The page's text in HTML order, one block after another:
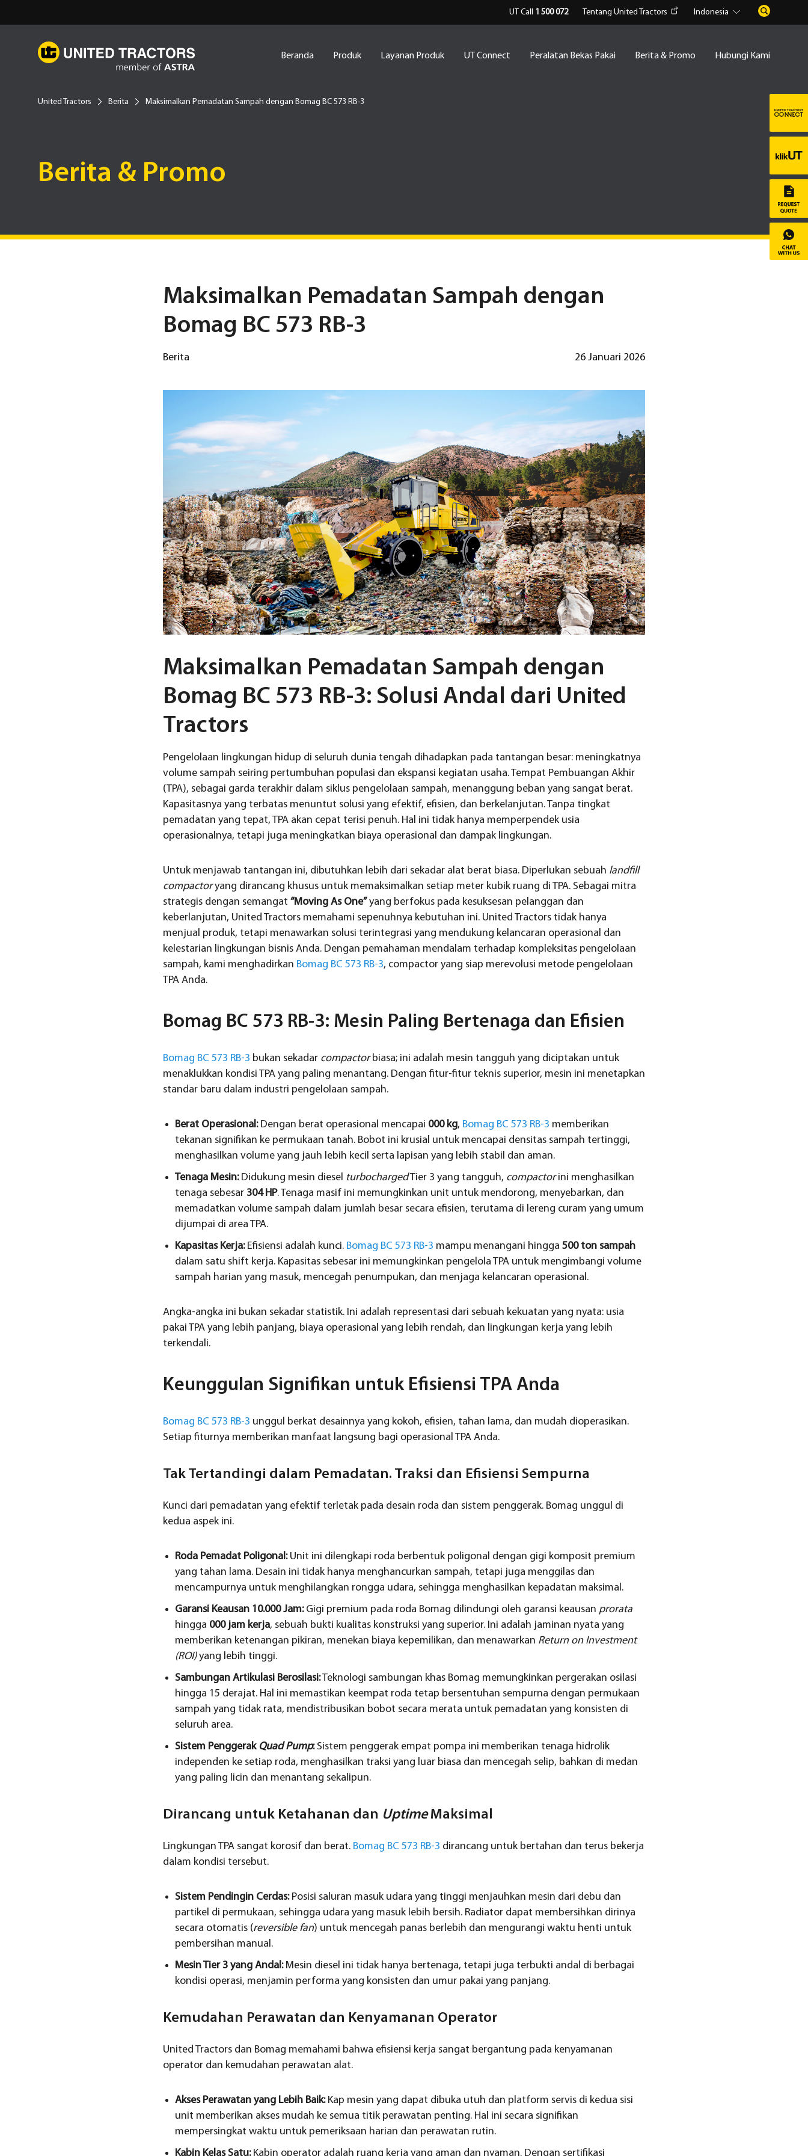
UT Call 1 500 072 Tentang United Tractors Indonesia
Beranda Produk Layanan Produk UT Connect Peralatan Bekas Pakai Berita & Promo Hubungi Kami
United Tractors Berita Maksimalkan Pemadatan Sampah dengan Bomag BC 573 RB-3
Berita & Promo
Maksimalkan Pemadatan Sampah dengan
Bomag BC 573 RB-3
Berita 26 Januari 2026
Maksimalkan Pemadatan Sampah dengan
Bomag BC 573 RB-3: Solusi Andal dari United
Tractors
Pengelolaan lingkungan hidup di seluruh dunia tengah dihadapkan pada tantangan besar: meningkatnya
volume sampah seiring pertumbuhan populasi dan ekspansi kegiatan usaha. Tempat Pembuangan Akhir
(TPA), sebagai garda terakhir dalam siklus pengelolaan sampah, menanggung beban yang sangat berat.
Kapasitasnya yang terbatas menuntut solusi yang efektif, efisien, dan berkelanjutan. Tanpa tingkat
pemadatan yang tepat, TPA akan cepat terisi penuh. Hal ini tidak hanya memperpendek usia
operasionalnya, tetapi juga meningkatkan biaya operasional dan dampak lingkungan.
Untuk menjawab tantangan ini, dibutuhkan lebih dari sekadar alat berat biasa. Diperlukan sebuah landfill
compactoryang dirancang khusus untuk memaksimalkan setiap meter kubik ruang di TPA. Sebagai mitra
strategis dengan semangat “Moving As One” yang berfokus pada kesuksesan pelanggan dan
keberlanjutan, United Tractors memahami sepenuhnya kebutuhan ini. United Tractors tidak hanya
menjual produk, tetapi menawarkan solusi terintegrasi yang mendukung kelancaran operasional dan
kelestarian lingkungan bisnis Anda. Dengan pemahaman mendalam terhadap kompleksitas pengelolaan
sampah, kami menghadirkan Bomag BC 573 RB-3, compactor yang siap merevolusi metode pengelolaan
TPA Anda.
Bomag BC 573 RB-3: Mesin Paling Bertenaga dan Efisien
Bomag BC 573 RB-3 bukan sekadar compactorbiasa; ini adalah mesin tangguh yang diciptakan untuk
menaklukkan kondisi TPA yang paling menantang. Dengan fitur-fitur teknis superior, mesin ini menetapkan
standar baru dalam industri pengelolaan sampah.
Berat Operasional:Dengan berat operasional mencapai 000 kg, Bomag BC 573 RB-3 memberikan
tekanan signifikan ke permukaan tanah. Bobot ini krusial untuk mencapai densitas sampah tertinggi,
menghasilkan volume yang jauh lebih kecil serta lapisan yang lebih stabil dan aman.
Tenaga Mesin:Didukung mesin diesel turbochargedTier 3 yang tangguh, compactorini menghasilkan
tenaga sebesar 304 HP. Tenaga masif ini memungkinkan unit untuk mendorong, menyebarkan, dan
memadatkan volume sampah dalam jumlah besar secara efisien, terutama di lereng curam yang umum
dijumpai di area TPA.
Kapasitas Kerja:Efisiensi adalah kunci. Bomag BC 573 RB-3 mampu menangani hingga 500 ton sampah
dalam satu shift kerja. Kapasitas sebesar ini memungkinkan pengelola TPA untuk mengimbangi volume
sampah harian yang masuk, mencegah penumpukan, dan menjaga kelancaran operasional.
Angka-angka ini bukan sekadar statistik. Ini adalah representasi dari sebuah kekuatan yang nyata: usia
pakai TPA yang lebih panjang, biaya operasional yang lebih rendah, dan lingkungan kerja yang lebih
terkendali.
Keunggulan Signifikan untuk Efisiensi TPA Anda
Bomag BC 573 RB-3 unggul berkat desainnya yang kokoh, efisien, tahan lama, dan mudah dioperasikan.
Setiap fiturnya memberikan manfaat langsung bagi operasional TPA Anda.
Tak Tertandingi dalam Pemadatan. Traksi dan Efisiensi Sempurna
Kunci dari pemadatan yang efektif terletak pada desain roda dan sistem penggerak. Bomag unggul di
kedua aspek ini.
Roda Pemadat Poligonal:Unit ini dilengkapi roda berbentuk poligonal dengan gigi komposit premium
yang tahan lama. Desain ini tidak hanya menghancurkan sampah, tetapi juga menggilas dan
mencampurnya untuk menghilangkan rongga udara, sehingga menghasilkan kepadatan maksimal.
Garansi Keausan 10.000 Jam:Gigi premium pada roda Bomag dilindungi oleh garansi keausan prorata
hingga 000 jam kerja, sebuah bukti kualitas konstruksi yang superior. Ini adalah jaminan nyata yang
memberikan ketenangan pikiran, menekan biaya kepemilikan, dan menawarkan Return on Investment
(ROI)yang lebih tinggi.
Sambungan Artikulasi Berosilasi:Teknologi sambungan khas Bomag memungkinkan pergerakan osilasi
hingga 15 derajat. Hal ini memastikan keempat roda tetap bersentuhan sempurna dengan permukaan
sampah yang tidak rata, mendistribusikan bobot secara merata untuk pemadatan yang konsisten di
seluruh area.
Sistem Penggerak Quad Pump:Sistem penggerak empat pompa ini memberikan tenaga hidrolik
independen ke setiap roda, menghasilkan traksi yang luar biasa dan mencegah selip, bahkan di medan
yang paling licin dan menantang sekalipun.
Dirancang untuk Ketahanan dan UptimeMaksimal
Lingkungan TPA sangat korosif dan berat. Bomag BC 573 RB-3 dirancang untuk bertahan dan terus bekerja
dalam kondisi tersebut.
Sistem Pendingin Cerdas:Posisi saluran masuk udara yang tinggi menjauhkan mesin dari debu dan
partikel di permukaan, sehingga udara yang masuk lebih bersih. Radiator dapat membersihkan dirinya
secara otomatis (reversible fan) untuk mencegah panas berlebih dan mengurangi waktu henti untuk
pembersihan manual.
Mesin Tier 3 yang Andal:Mesin diesel ini tidak hanya bertenaga, tetapi juga terbukti andal di berbagai
kondisi operasi, menjamin performa yang konsisten dan umur pakai yang panjang.
Kemudahan Perawatan dan Kenyamanan Operator
United Tractors dan Bomag memahami bahwa efisiensi kerja sangat bergantung pada kenyamanan
operator dan kemudahan perawatan alat.
Akses Perawatan yang Lebih Baik:Kap mesin yang dapat dibuka utuh dan platform servis di kedua sisi
unit memberikan akses mudah ke semua titik perawatan penting. Hal ini secara signifikan
mempersingkat waktu untuk pemeriksaan harian dan perawatan rutin.
Kabin Kelas Satu:Kabin operator adalah ruang kerja yang aman dan nyaman. Dengan sertifikasi